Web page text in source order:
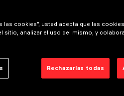
las cookies”, usted acepta que las
sitio, analizar el uso del mismo, y
Rechazarlas todas